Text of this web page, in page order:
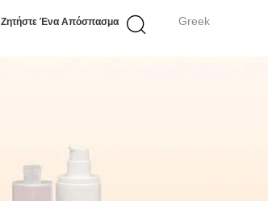
Greek
Ζητήστε Ένα Απόσπασμα